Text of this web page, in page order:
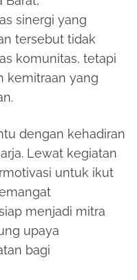
sinergi yang
tersebut tidak
komunitas, tetapi
kemitraan yang
dengan kehadiran
Lewat kegiatan
untuk ikut
menjadi mitra
upaya
bagi